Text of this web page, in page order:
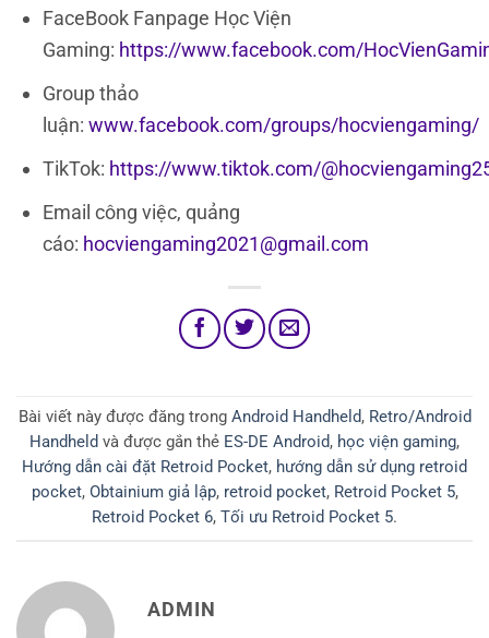
FaceBook Fanpage Học Viện
Gaming: https://www.facebook.com/
Group thảo
luận: www.facebook.com/groups/hocviengaming/
TikTok: https://www.tiktok.com/
Email công việc, quảng
cáo: hocviengaming2021@gmail.com
Bài viết này được đăng trong Android Handheld, Retro/Android
Handheld và được gắn thẻ ES-DE Android, học viện gaming,
Hướng dẫn cài đặt Retroid Pocket, hướng dẫn sử dụng retroid
pocket, Obtainium giả lập, retroid pocket, Retroid Pocket 5,
Retroid Pocket 6, Tối ưu Retroid Pocket 5.
ADMIN